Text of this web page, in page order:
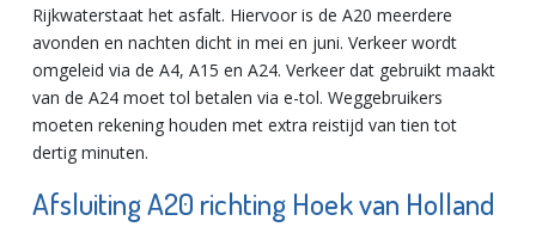
Rijkwaterstaat het asfalt. Hiervoor is de A20 meerdere
avonden en nachten dicht in mei en juni. Verkeer wordt
omgeleid via de A4, A15 en A24. Verkeer dat gebruikt maakt
van de A24 moet tol betalen via e-tol. Weggebruikers
moeten rekening houden met extra reistijd van tien tot
dertig minuten.
Afsluiting A20 richting Hoek van Holland